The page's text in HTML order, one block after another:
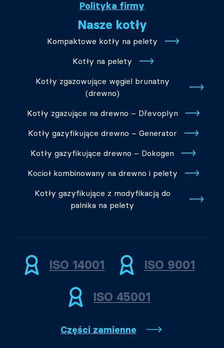
Polityka firmy
Nasze kotły
Kompaktowe kotły na pelety
Kotły na pelety
Kotły zgazowujące węgiel brunatny
(drewno)
Kotły zgazujące na drewno – Dřevoplyn
Kotły gazyfikujące drewno – Generator
Kotły gazyfikujące drewno – Dokogen
Kocioł kombinowany na drewno i pelety
Kotły gazyfikujące z modyfikacją do
palnika na pelety
ISO 14001 ISO 9001
ISO 45001
Części zamienne